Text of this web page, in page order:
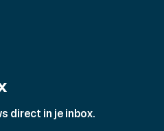
direct in je inbox.